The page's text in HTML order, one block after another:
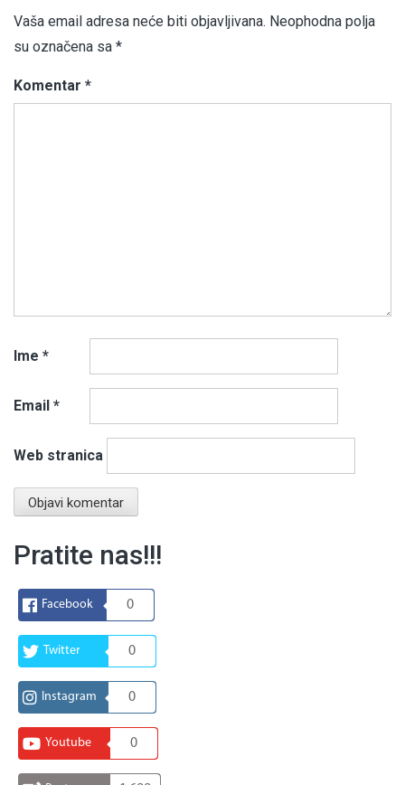
Vaša email adresa neće biti objavljivana. Neophodna polja
su označena sa *
Komentar *
Ime *
Email *
Web stranica
Pratite nas!!!
Facebook 0
Twitter 0
Instagram 0
Youtube 0